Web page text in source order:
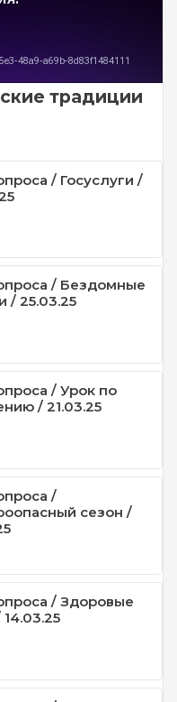
традиции
/ Госуслуги /
/ Бездомные
/ 25.03.25
/ Урок по
/ 21.03.25
/
сезон /
/ Здоровые